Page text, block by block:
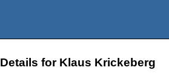
Details for Klaus Krickeberg